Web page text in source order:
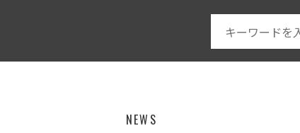
NEWS